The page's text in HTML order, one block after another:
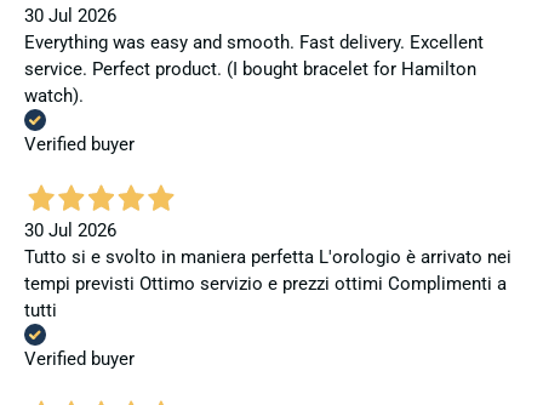
30 Jul 2026
Everything was easy and smooth. Fast delivery. Excellent
service. Perfect product. (I bought bracelet for Hamilton
watch).
Verified buyer
30 Jul 2026
Tutto si e svolto in maniera perfetta L'orologio è arrivato nei
tempi previsti Ottimo servizio e prezzi ottimi Complimenti a
tutti
Verified buyer